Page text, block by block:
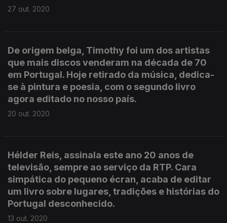
27 out. 2020
De origem belga, Timothy foi um dos artistas
que mais discos venderam na década de 70
em Portugal. Hoje retirado da música, dedica-
se à pintura e poesia, com o segundo livro
agora editado no nosso país.
20 out. 2020
Hélder Reis, assinala este ano 20 anos de
televisão, sempre ao serviço da RTP. Cara
simpática do pequeno écran, acaba de editar
um livro sobre lugares, tradições e histórias do
Portugal desconhecido.
13 out. 2020